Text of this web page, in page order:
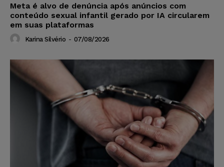
Meta é alvo de denúncia após anúncios com
conteúdo sexual infantil gerado por IA circularem
em suas plataformas
Karina Silvério - 07/08/2026